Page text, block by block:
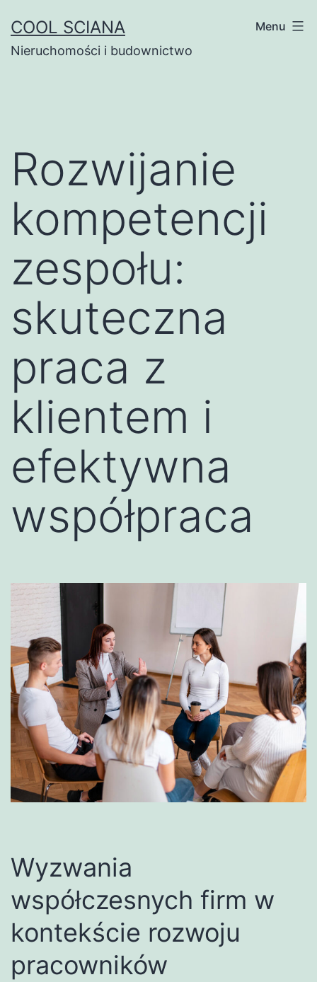
do
treści
COOL SCIANA
Nieruchomości i budownictwo
Menu
Rozwijanie
kompetencji
zespołu:
skuteczna
praca z
klientem i
efektywna
współpraca
Wyzwania
współczesnych firm w
kontekście rozwoju
pracowników